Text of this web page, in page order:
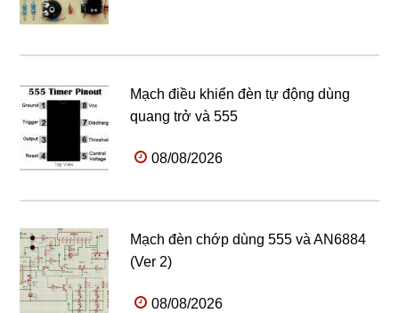
Mạch điều khiển đèn tự động dùng
quang trở và 555
08/08/2026
Mạch đèn chớp dùng 555 và AN6884
(Ver 2)
08/08/2026